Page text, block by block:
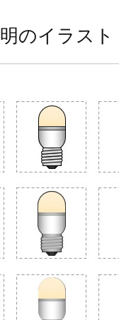
のイラス